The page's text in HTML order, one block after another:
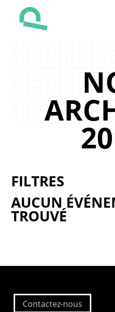
AUCUN
TROUVÉ
FILTRES
Contactez-nous